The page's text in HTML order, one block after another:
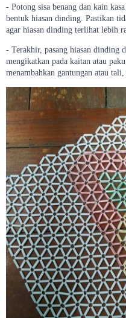
- Potong sisa benang dan kain
bentuk hiasan dinding. Pastikan
agar hiasan dinding terlihat lebih
- Terakhir, pasang hiasan dinding
mengikatkan pada kaitan atau
menambahkan gantungan atau